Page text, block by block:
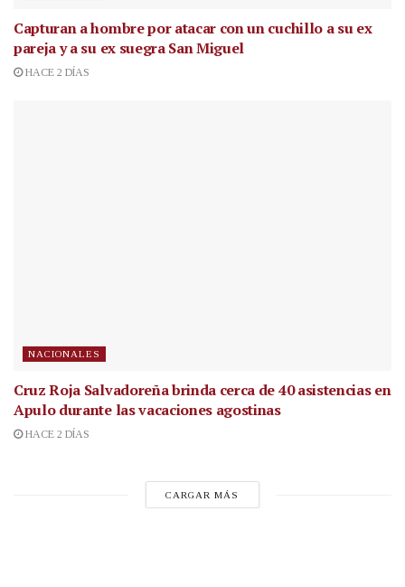
Capturan a hombre por atacar con un cuchillo a su ex
pareja y a su ex suegra San Miguel
HACE 2 DÍAS
NACIONALES
Cruz Roja Salvadoreña brinda cerca de 40 asistencias en
Apulo durante las vacaciones agostinas
HACE 2 DÍAS
CARGAR MÁS